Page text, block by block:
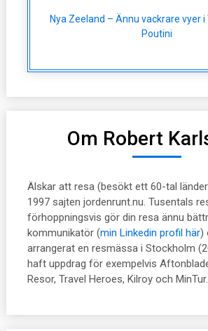
Nya Zeeland – Ännu vackrare vyer i
Poutini
Om Robert
Älskar att resa (besökt ett 60-tal
1997 sajten jordenrunt.nu. Tusentals
förhoppningsvis gör din resa ännu
kommunikatör (min Linkedin profil här)
arrangerat en resmässa i Stockholm
haft uppdrag för exempelvis
Resor, Travel Heroes, Kilroy och MinTur.